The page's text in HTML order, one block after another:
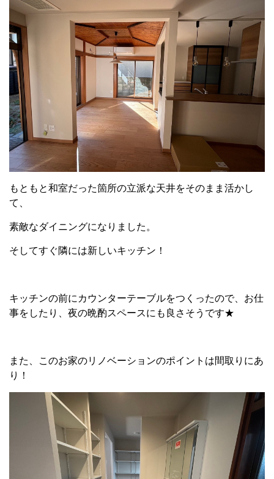
もともと和室だった箇所の立派な天井をそのまま活かし
て、
素敵なダイニングになりました。
そしてすぐ隣には新しいキッチン！
キッチンの前にカウンターテーブルをつくったので、お仕
事をしたり、夜の晩酌スペースにも良さそうです★
また、このお家のリノベーションのポイントは間取りにあ
り！